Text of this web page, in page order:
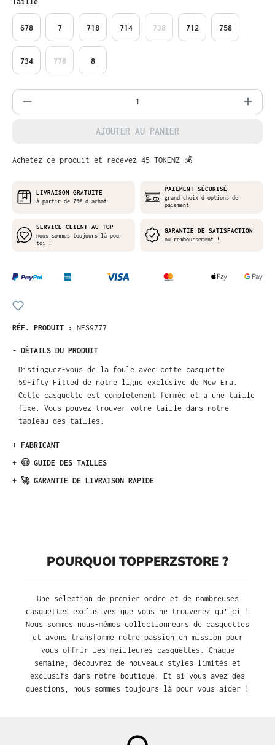
678 7 718 714 738 712 758
734 778 8
Quantité de produit : Entrez la
AJOUTER AU PANIER
Achetez ce produit et recevez 45 TOKENZ 💰
LIVRAISON GRATUITE
à partir de 75€ d'achat
PAIEMENT SÉCURISÉ
grand choix d'options de
paiement
SERVICE CLIENT AU TOP
nous sommes toujours là pour
toi !
GARANTIE DE SATISFACTION
ou remboursement !
RÉF. PRODUIT : NES9777
- DÉTAILS DU PRODUIT
Distinguez-vous de la foule avec cette casquette
59Fifty Fitted de notre ligne exclusive de New Era.
Cette casquette est complètement fermée et a une taille
fixe. Vous pouvez trouver votre taille dans notre
tableau des tailles.
+ FABRICANT
+ 🤠 GUIDE DES TAILLES
+ 🚀 GARANTIE DE LIVRAISON RAPIDE
POURQUOI TOPPERZSTORE ?
Une sélection de premier ordre et de nombreuses
casquettes exclusives que vous ne trouverez qu'ici !
Nous sommes nous-mêmes collectionneurs de casquettes
et avons transformé notre passion en mission pour
vous offrir les meilleures casquettes. Chaque
semaine, découvrez de nouveaux styles limités et
exclusifs dans notre boutique. Et si vous avez des
questions, nous sommes toujours là pour vous aider !